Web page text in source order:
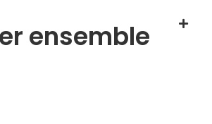
ensemble